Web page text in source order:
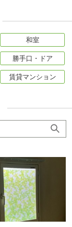
和室
勝手口・ドア
賃貸マンション